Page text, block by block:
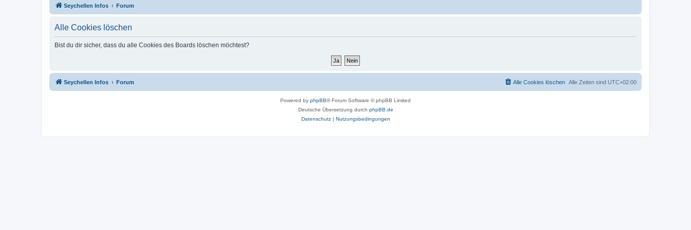
Seychellen Infos Forum
Alle Cookies löschen
Bist du dir sicher, dass du alle Cookies des Boards löschen möchtest?
Seychellen Infos Forum Alle Zeiten sind UTC+02:00
Alle Cookies löschen
Powered by phpBB® Forum Software © phpBB Limited
Deutsche Übersetzung durch phpBB.de
Datenschutz| Nutzungsbedingungen